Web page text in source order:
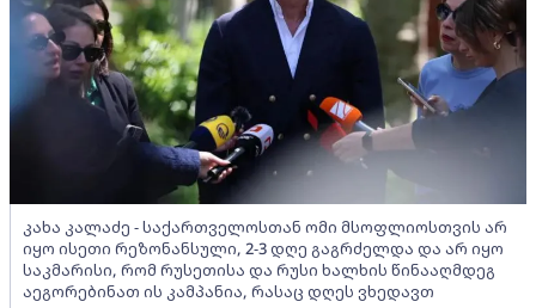
კახა კალაძე - საქართველოსთან ომი მსოფლიოსთვის არ
იყო ისეთი რეზონანსული, 2-3 დღე გაგრძელდა და არ იყო
საკმარისი, რომ რუსეთისა და რუსი ხალხის წინააღმდეგ
აეგორებინათ ის კამპანია, რასაც დღეს ვხედავთ